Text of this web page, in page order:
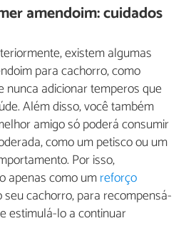
amendoim: cuidados
existem algumas
para cachorro, como
nunca adicionar temperos que
Além disso, você também
amigo só poderá consumir
como um petisco ou um
Por isso,
apenas como umreforço
seu cachorro, para recompensá-
estimulá-lo a continuar